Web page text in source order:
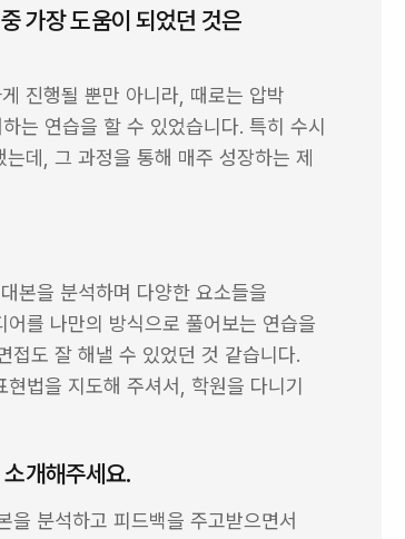
가장 도움이 되었던 것은
진행될 뿐만 아니라, 때로는 압박
는 연습을 할 수 있었습니다. 특히 수시
데, 그 과정을 통해 매주 성장하는 제
본을 분석하며 다양한 요소들을
를 나만의 방식으로 풀어보는 연습을
접도 잘 해낼 수 있었던 것 같습니다.
법을 지도해 주셔서, 학원을 다니기
개해주세요.
을 분석하고 피드백을 주고받으면서